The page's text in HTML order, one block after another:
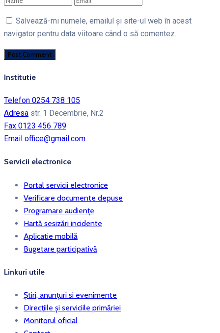
Salvează-mi numele, emailul și site-ul web în acest
navigator pentru data viitoare când o să comentez.
Institutie
Telefon 0254 738 105
Adresa str. 1 Decembrie, Nr.2
Fax 0123 456 789
Email office@gmail.com
Servicii electronice
Portal servicii electronice
Verificare documente depuse
Programare audiențe
Hartă sesizări incidente
Aplicatie mobilă
Bugetare participativă
Linkuri utile
Știri, anunțuri si evenimente
Direcțiile și serviciile primăriei
Monitorul oficial